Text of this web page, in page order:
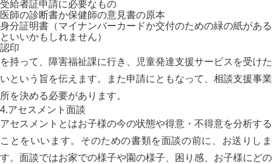
受給者証申請に必要なもの
医師の診断書か保健師の意見書の原本
身分証明書（マイナンバーカードか交付のための緑の紙がある
といいかもしれません）
認印
を持って、障害福祉課に行き、児童発達支援サービスを受けた
いという旨を伝えます。また申請にともなって、相談支援事業
所を決める必要があります。
4.アセスメント面談
アセスメントとはお子様の今の状態や得意・不得意を分析する
ことをいいます。そのための書類を面談の前に、お送りしま
す。面談ではお家での様子や園の様子、困り感、お子様にどの